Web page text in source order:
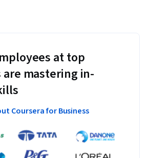
at top
are mastering in-
Coursera for Business